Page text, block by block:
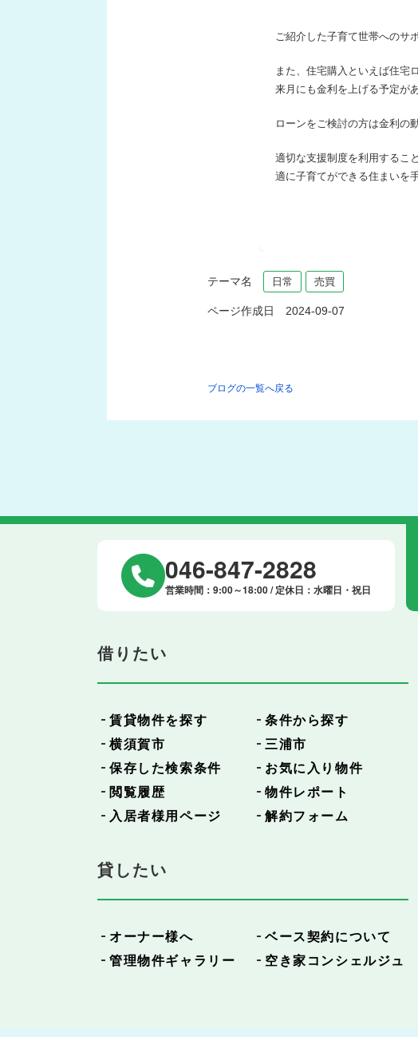
ご紹介した子育て世帯へのサ
また、住宅購入といえば住宅
来月にも金利を上げる予定が
ローンをご検討の方は金利の
適切な支援制度を利用するこ
適に子育てができる住まいを
テーマ名 日常 売買
ページ作成日 2024-09-07
ブログの一覧へ戻る
046-847-2828
営業時間：9:00～18:00 / 定休日：水曜日・祝日
借りたい
賃貸物件を探す
条件から探す
横須賀市
三浦市
保存した検索条件
お気に入り物件
閲覧履歴
物件レポート
入居者様用ページ
解約フォーム
貸したい
オーナー様へ
ベース契約について
管理物件ギャラリー
空き家コンシェルジュ